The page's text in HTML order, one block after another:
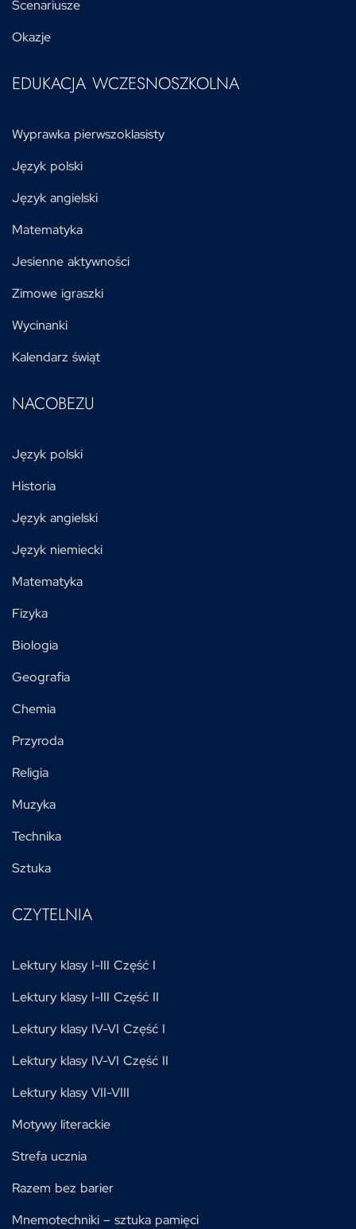
Scenariusze
Okazje
EDUKACJA WCZESNOSZKOLNA
Wyprawka pierwszoklasisty
Język polski
Język angielski
Matematyka
Jesienne aktywności
Zimowe igraszki
Wycinanki
Kalendarz świąt
NACOBEZU
Język polski
Historia
Język angielski
Język niemiecki
Matematyka
Fizyka
Biologia
Geografia
Chemia
Przyroda
Religia
Muzyka
Technika
Sztuka
CZYTELNIA
Lektury klasy I-III Część I
Lektury klasy I-III Część II
Lektury klasy IV-VI Część I
Lektury klasy IV-VI Część II
Lektury klasy VII-VIII
Motywy literackie
Strefa ucznia
Razem bez barier
Mnemotechniki – sztuka pamięci